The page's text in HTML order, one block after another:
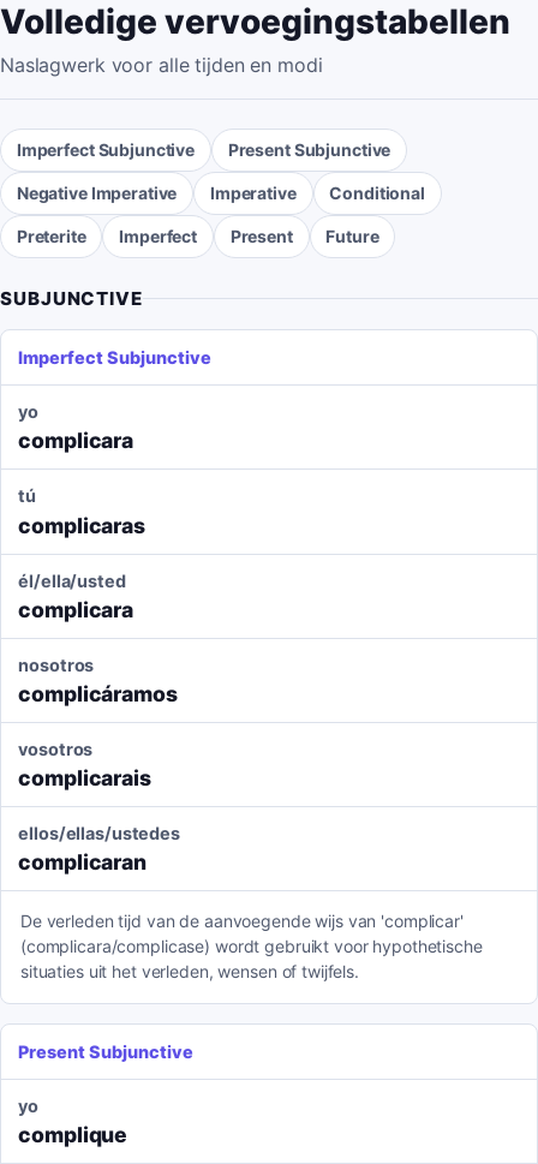
Volledige vervoegingstabellen
Naslagwerk voor alle tijden en modi
Imperfect Subjunctive Present Subjunctive
Negative Imperative Imperative Conditional
Preterite Imperfect Present Future
SUBJUNCTIVE
Imperfect Subjunctive
yo
complicara
tú
complicaras
él/ella/usted
complicara
nosotros
complicáramos
vosotros
complicarais
ellos/ellas/ustedes
complicaran
De verleden tijd van de aanvoegende wijs van 'complicar'
(complicara/complicase) wordt gebruikt voor hypothetische
situaties uit het verleden, wensen of twijfels.
Present Subjunctive
yo
complique